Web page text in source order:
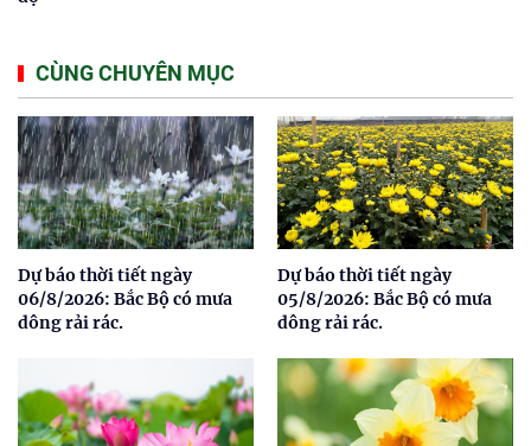
CÙNG CHUYÊN MỤC
Dự báo thời tiết ngày
06/8/2026: Bắc Bộ có mưa
dông rải rác.
Dự báo thời tiết ngày
05/8/2026: Bắc Bộ có mưa
dông rải rác.